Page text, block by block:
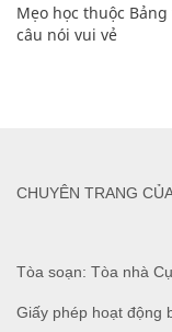
Mẹo học thuộc
câu nói vui vẻ
Tòa soạn: Tòa nhà
Giấy phép hoạt động
CHUYÊN TRANG